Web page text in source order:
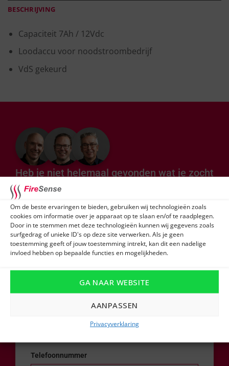
Om de beste ervaringen te bieden, gebruiken wij technologieën zoals
cookies om informatie over je apparaat op te slaan en/of te raadplegen.
Door in te stemmen met deze technologieën kunnen wij gegevens zoals
surfgedrag of unieke ID's op deze site verwerken. Als je geen
toestemming geeft of jouw toestemming intrekt, kan dit een nadelige
invloed hebben op bepaalde functies en mogelijkheden.
GA NAAR WEBSITE
AANPASSEN
Privacyverklaring
BESCHRIJVING
Capaciteit 7Ah / 12Vdc
Loodaccu voor noodstroombedrijf
VdS gekeurd
Heb je niet helemaal gevonden wat je zocht
of ontvang je graag advies op maat?
Vul dan het formulier in en één van onze
experts neemt snel contact met je op!
Telefoonnummer